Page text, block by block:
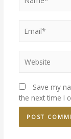
Save my
the next time I